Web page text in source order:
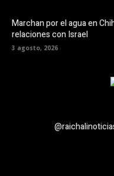
Marchan por el agua en
relaciones con Israel
3 agosto, 2026